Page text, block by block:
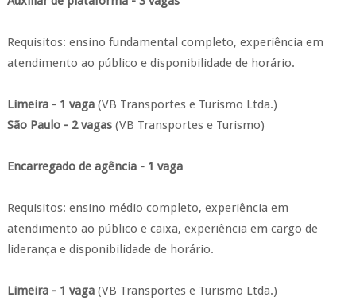
Requisitos: ensino fundamental completo, experiência em
atendimento ao público e disponibilidade de horário.
Limeira - 1 vaga(VB Transportes e Turismo Ltda.)
São Paulo - 2 vagas(VB Transportes e Turismo)
Encarregado de agência - 1 vaga
Requisitos: ensino médio completo, experiência em
atendimento ao público e caixa, experiência em cargo de
liderança e disponibilidade de horário.
Limeira - 1 vaga(VB Transportes e Turismo Ltda.)